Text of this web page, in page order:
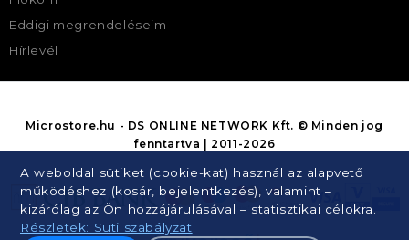
Eddigi megrendeléseim
Hírlevél
A weboldal sütiket (cookie-kat) használ az alapvető
működéshez (kosár, bejelentkezés), valamint –
kizárólag az Ön hozzájárulásával – statisztikai célokra.
Részletek: Süti szabályzat
Microstore.hu - DS ONLINE NETWORK Kft. © Minden jog
fenntartva | 2011-2026